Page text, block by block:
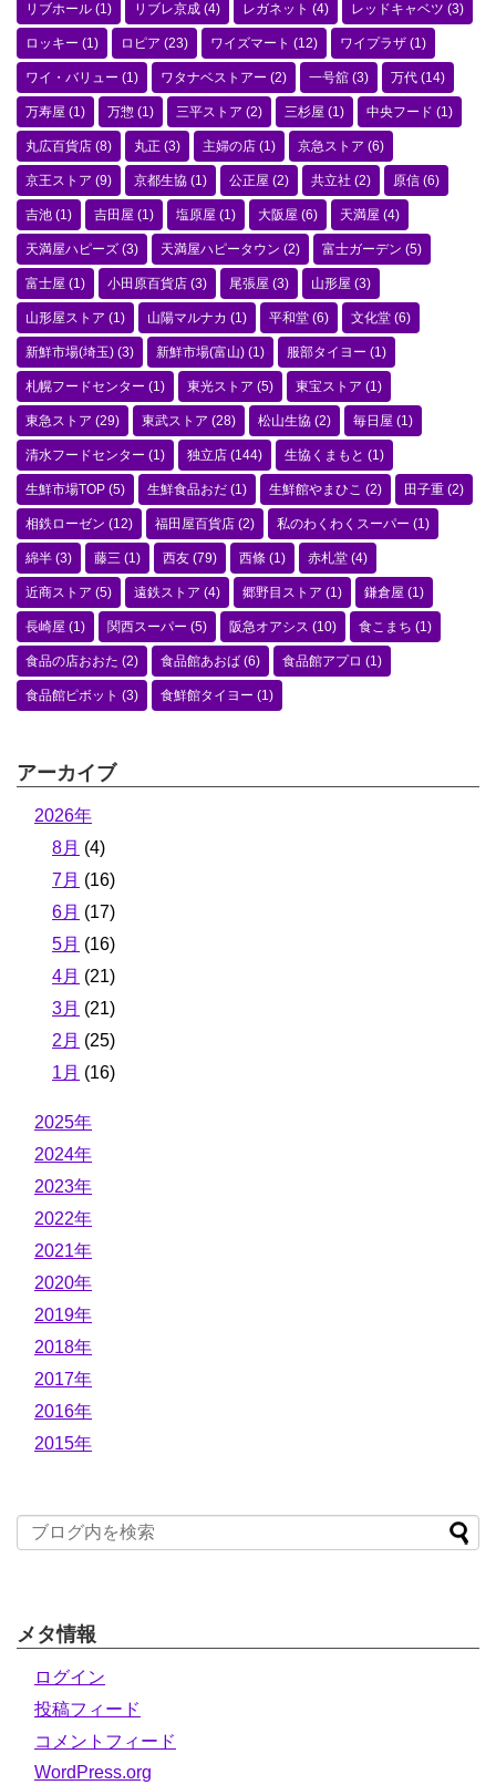
リブホール (1) リブレ京成 (4) レガネット (4) レッドキャベツ (3)
ロッキー (1) ロピア (23) ワイズマート (12) ワイプラザ (1)
ワイ・バリュー (1) ワタナベストアー (2) 一号舘 (3) 万代 (14)
万寿屋 (1) 万惣 (1) 三平ストア (2) 三杉屋 (1) 中央フード (1)
丸広百貨店 (8) 丸正 (3) 主婦の店 (1) 京急ストア (6)
京王ストア (9) 京都生協 (1) 公正屋 (2) 共立社 (2) 原信 (6)
吉池 (1) 吉田屋 (1) 塩原屋 (1) 大阪屋 (6) 天満屋 (4)
天満屋ハピーズ (3) 天満屋ハピータウン (2) 富士ガーデン (5)
富士屋 (1) 小田原百貨店 (3) 尾張屋 (3) 山形屋 (3)
山形屋ストア (1) 山陽マルナカ (1) 平和堂 (6) 文化堂 (6)
新鮮市場(埼玉) (3) 新鮮市場(富山) (1) 服部タイヨー (1)
札幌フードセンター (1) 東光ストア (5) 東宝ストア (1)
東急ストア (29) 東武ストア (28) 松山生協 (2) 毎日屋 (1)
清水フードセンター (1) 独立店 (144) 生協くまもと (1)
生鮮市場TOP (5) 生鮮食品おだ (1) 生鮮館やまひこ (2) 田子重 (2)
相鉄ローゼン (12) 福田屋百貨店 (2) 私のわくわくスーパー (1)
綿半 (3) 藤三 (1) 西友 (79) 西條 (1) 赤札堂 (4)
近商ストア (5) 遠鉄ストア (4) 郷野目ストア (1) 鎌倉屋 (1)
長崎屋 (1) 関西スーパー (5) 阪急オアシス (10) 食こまち (1)
食品の店おおた (2) 食品館あおば (6) 食品館アプロ (1)
食品館ピボット (3) 食鮮館タイヨー (1)
アーカイブ
2026年
8月 (4)
7月 (16)
6月 (17)
5月 (16)
4月 (21)
3月 (21)
2月 (25)
1月 (16)
2025年
2024年
2023年
2022年
2021年
2020年
2019年
2018年
2017年
2016年
2015年
メタ情報
ログイン
投稿フィード
コメントフィード
WordPress.org